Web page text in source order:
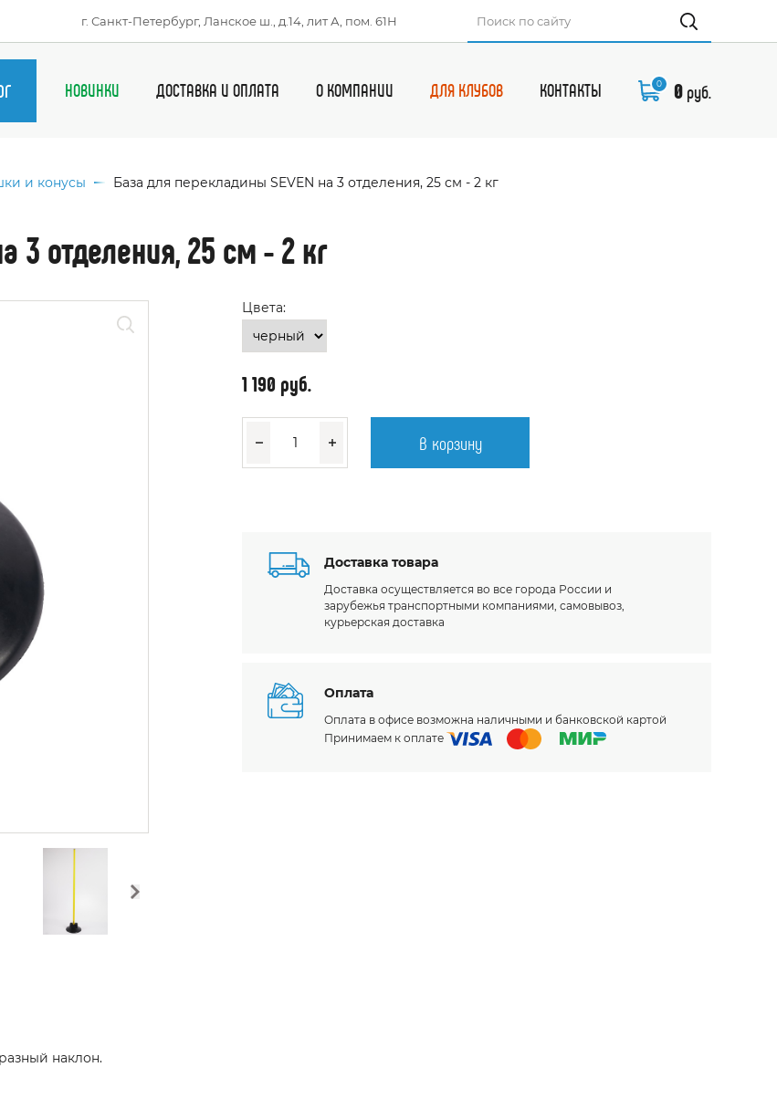
г. Санкт-Петербург, Ланское ш., д.14, лит А, пом. 61Н
НОВИНКИ ДОСТАВКА И ОПЛАТА О КОМПАНИИ ДЛЯ КЛУБОВ КОНТАКТЫ 0 0 руб.
и конусы База для перекладины SEVEN на 3 отделения, 25 см - 2 кг
3 отделения, 25 см - 2 кг
Цвета:
1 190 руб.
В корзину
Доставка товара
Доставка осуществляется во все города России и
зарубежья транспортными компаниями, самовывоз,
курьерская доставка
Оплата
Оплата в офисе возможна наличными и банковской картой
Принимаем к оплате
наклон.